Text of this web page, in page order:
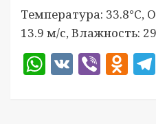
Температура: 33.8°C,
13.9 м/с, Влажность:
WhatsApp
VKViber